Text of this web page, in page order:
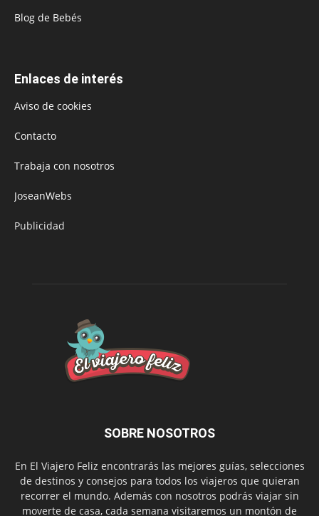
Blog de Bebés
Enlaces de interés
Aviso de cookies
Contacto
Trabaja con nosotros
JoseanWebs
Publicidad
SOBRE NOSOTROS
En El Viajero Feliz encontrarás las mejores guías, selecciones
de destinos y consejos para todos los viajeros que quieran
recorrer el mundo. Además con nosotros podrás viajar sin
moverte de casa, cada semana visitaremos un montón de